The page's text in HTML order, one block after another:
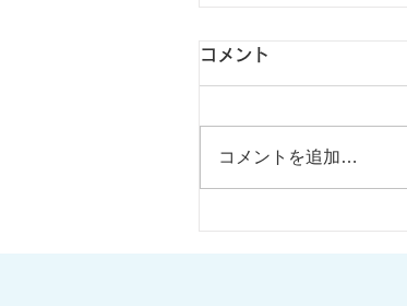
コメント
コメントを追加…